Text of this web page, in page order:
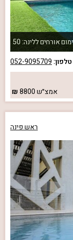
אורחים ללינה: 50
טלפון: 052-9095709
אמצ״ש8800
ראש פינה